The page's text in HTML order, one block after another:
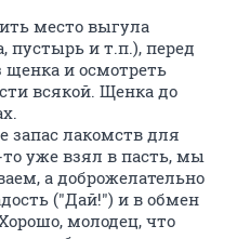
место выгула
пустырь и т.п.), перед
щенка и осмотреть
всякой. Щенка до
запас лакомств для
уже взял в пасть, мы
а доброжелательно
("Дай!") и в обмен
молодец, что